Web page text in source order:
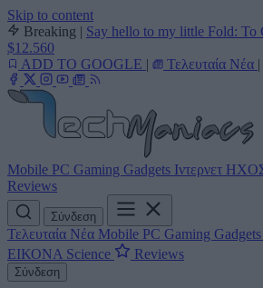
Skip to content
Breaking | Say hello to my little Fold: Το
$12.560
ADD TO GOOGLE | Τελευταία Νέα |
Mobile PC Gaming Gadgets Ιντερνετ
Reviews
Σύνδεση
Τελευταία Νέα Mobile PC Gaming Gadgets
ΕΙΚΟΝΑ Science Reviews
Σύνδεση